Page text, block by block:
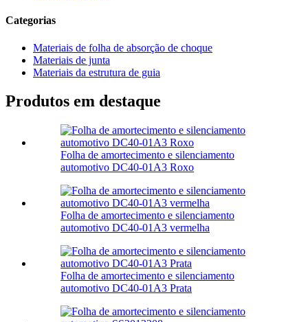
Categorias
Materiais de folha de absorção de choque
Materiais de junta
Materiais da estrutura de guia
Produtos em destaque
Folha de amortecimento e silenciamento
automotivo DC40-01A3 Roxo
Folha de amortecimento e silenciamento
automotivo DC40-01A3 vermelha
Folha de amortecimento e silenciamento
automotivo DC40-01A3 Prata